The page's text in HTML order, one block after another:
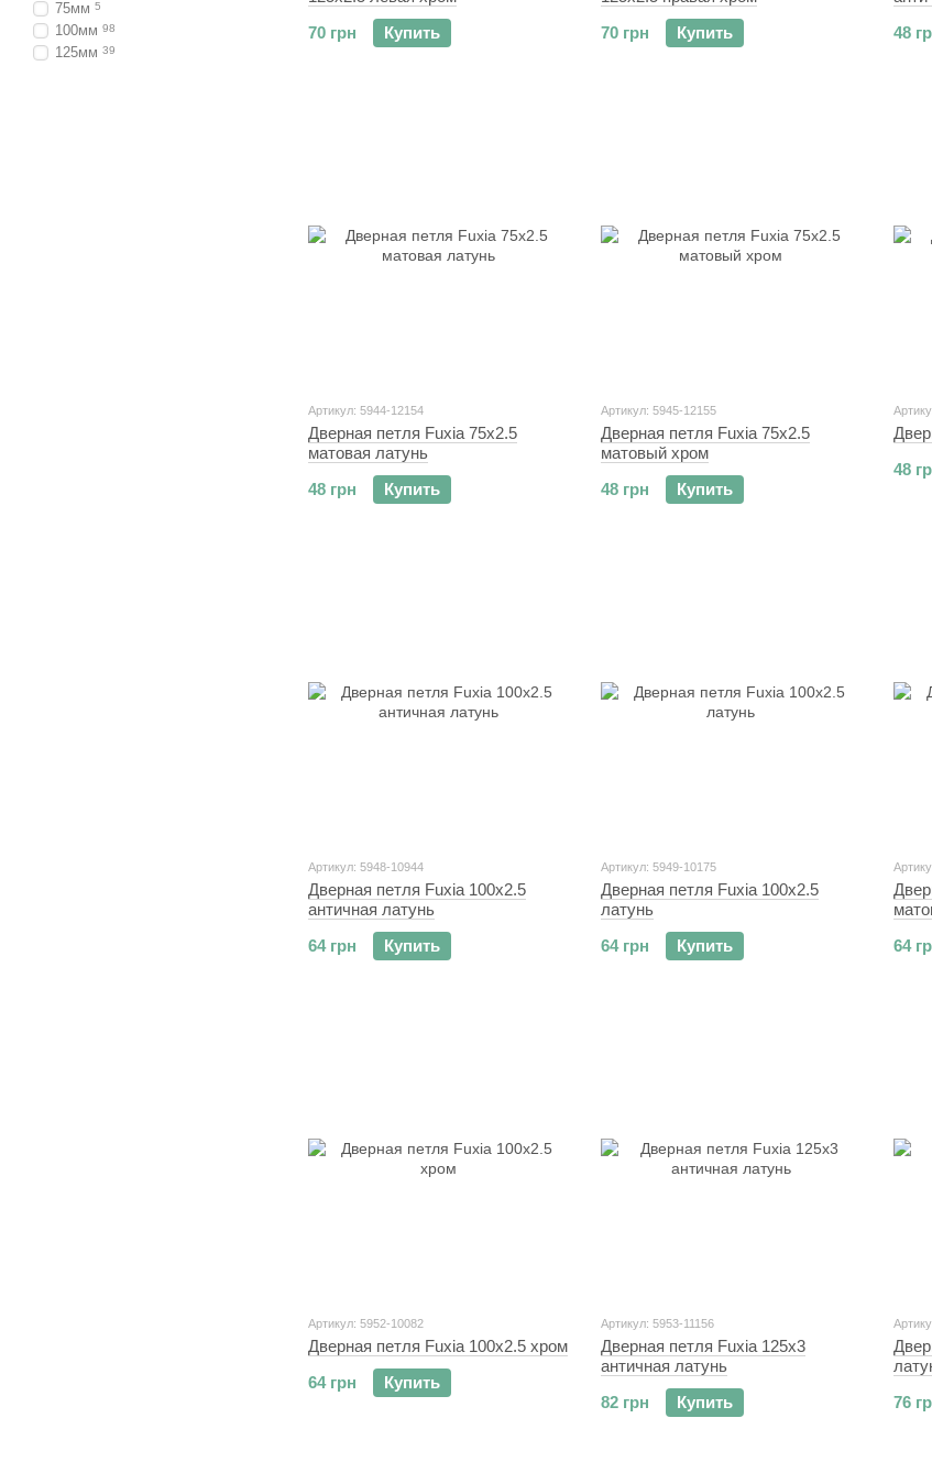
70 грн
Купить
70 грн
Купить
48
Артикул: 5944-12154
Дверная петля Fuxia 75x2.5
матовая латунь
48 грн
Купить
Артикул: 5945-12155
Дверная петля Fuxia 75x2.5
матовый хром
48 грн
Купить
48
Артикул: 5948-10944
Дверная петля Fuxia 100x2.5
античная латунь
64 грн
Купить
Артикул: 5949-10175
Дверная петля Fuxia 100x2.5
латунь
64 грн
Купить
64
Артикул: 5952-10082
Дверная петля Fuxia 100x2.5 хром
64 грн
Купить
Артикул: 5953-11156
Дверная петля Fuxia 125x3
античная латунь
82 грн
Купить
76
75мм 5
100мм 98
125мм 39